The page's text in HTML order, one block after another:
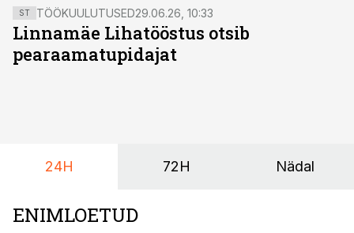
ST TÖÖKUULUTUSED29.06.26, 10:33
Linnamäe Lihatööstus otsib
pearaamatupidajat
24H 72H Nädal
ENIMLOETUD